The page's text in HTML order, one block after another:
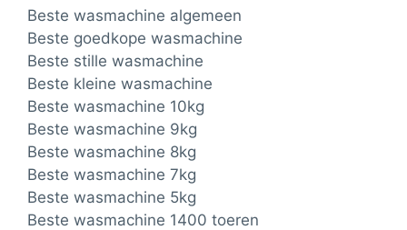
Beste wasmachine algemeen
Beste goedkope wasmachine
Beste stille wasmachine
Beste kleine wasmachine
Beste wasmachine 10kg
Beste wasmachine 9kg
Beste wasmachine 8kg
Beste wasmachine 7kg
Beste wasmachine 5kg
Beste wasmachine 1400 toeren